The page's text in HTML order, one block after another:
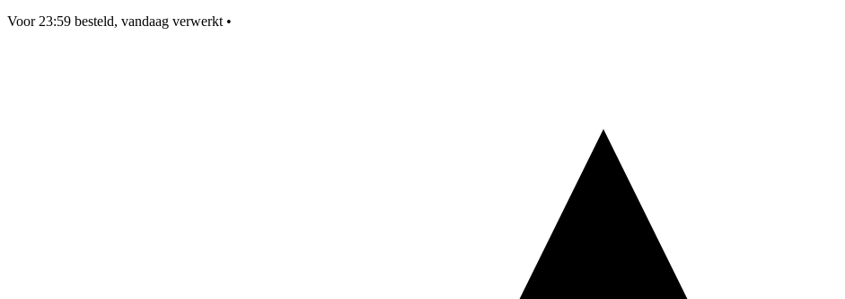
Voor 23:59 besteld, vandaag verwerkt •